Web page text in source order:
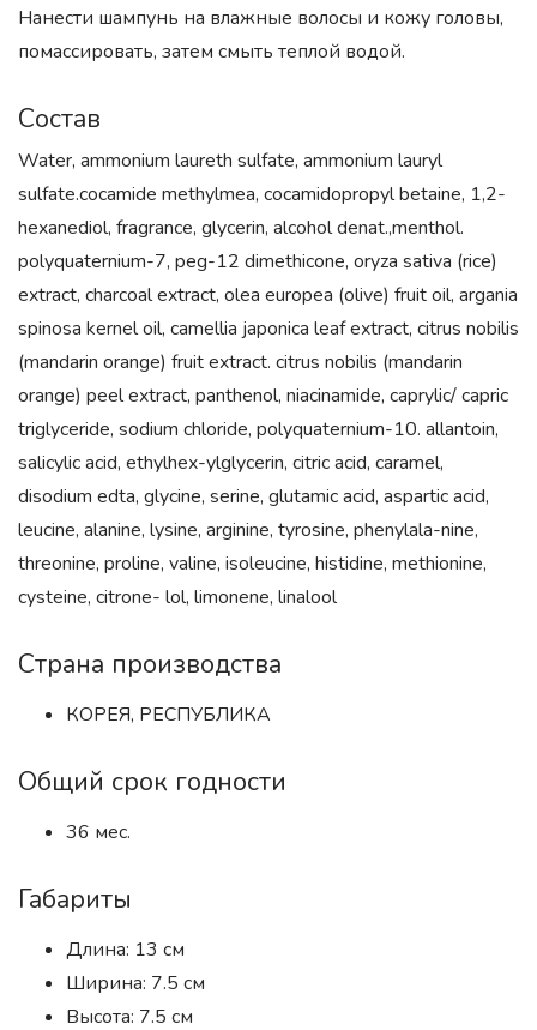
Нанести шампунь на влажные волосы и кожу головы,
помассировать, затем смыть теплой водой.
Состав
Water, ammonium laureth sulfate, ammonium lauryl
sulfate.cocamide methylmea, cocamidopropyl betaine, 1,2-
hexanediol, fragrance, glycerin, alcohol denat.,menthol.
polyquaternium-7, peg-12 dimethicone, oryza sativa (rice)
extract, charcoal extract, olea europea (olive) fruit oil, argania
spinosa kernel oil, camellia japonica leaf extract, citrus nobilis
(mandarin orange) fruit extract. citrus nobilis (mandarin
orange) peel extract, panthenol, niacinamide, caprylic/ capric
triglyceride, sodium chloride, polyquaternium-10. allantoin,
salicylic acid, ethylhex-ylglycerin, citric acid, caramel,
disodium edta, glycine, serine, glutamic acid, aspartic acid,
leucine, alanine, lysine, arginine, tyrosine, phenylala-nine,
threonine, proline, valine, isoleucine, histidine, methionine,
cysteine, citrone- lol, limonene, linalool
Страна производства
КОРЕЯ, РЕСПУБЛИКА
Общий срок годности
36 мес.
Габариты
Длина: 13 см
Ширина: 7.5 см
Высота: 7.5 см